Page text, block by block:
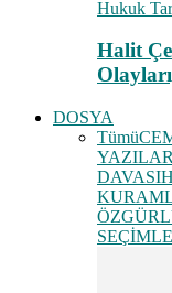
Hukuk
Halit
DOSYA
Tümü
DAVASI